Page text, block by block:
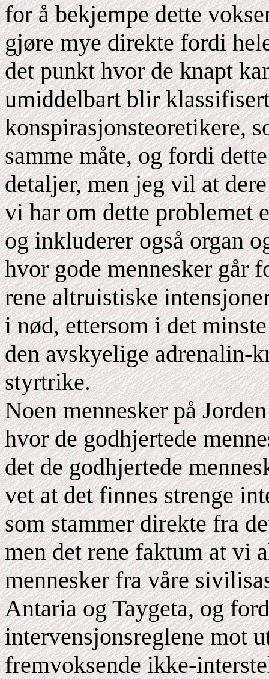
for å bekjempe dette
gjøre mye direkte fordi
det punkt hvor de knapt
umiddelbart blir
konspirasjonsteoretikere,
samme måte, og fordi
detaljer, men jeg vil at
vi har om dette problemet
og inkluderer også organ
hvor gode mennesker går
rene altruistiske
i nød, ettersom i det
den avskyelige adrenalin-
styrtrike.
Noen mennesker på
hvor de godhjertede
det de godhjertede
vet at det finnes strenge
som stammer direkte fra
men det rene faktum at vi
mennesker fra våre
Antaria og Taygeta, og
intervensjonsreglene mot
fremvoksende ikke-